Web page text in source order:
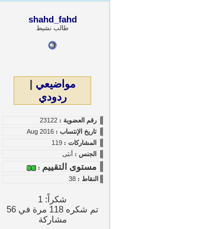
shahd_fahd
طالب نشيط
مواضيعي |
ردودي
رقم العضوية :23122
تاريخ الإنتساب :
Aug 2016
المشاركات :119
الجنس :أنثى
مستوى التقييم :
النقاط :
38
شكراً: 1
تم شكره 118 مرة في 56
مشاركة